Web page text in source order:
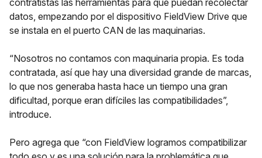
contratistas las herramientas para que puedan recolectar
datos, empezando por el dispositivo FieldView Drive que
se instala en el puerto CAN de las maquinarias.
“Nosotros no contamos con maquinaria propia. Es toda
contratada, así que hay una diversidad grande de marcas,
lo que nos generaba hasta hace un tiempo una gran
dificultad, porque eran difíciles las compatibilidades”,
introduce.
Pero agrega que “con FieldView logramos compatibilizar